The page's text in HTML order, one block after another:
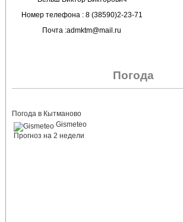
Номер телефона : 8 (38590)2-23-71
Почта :admktm@mail.ru
Погода
Погода в Кытманово
Gismeteo
Прогноз на 2 недели